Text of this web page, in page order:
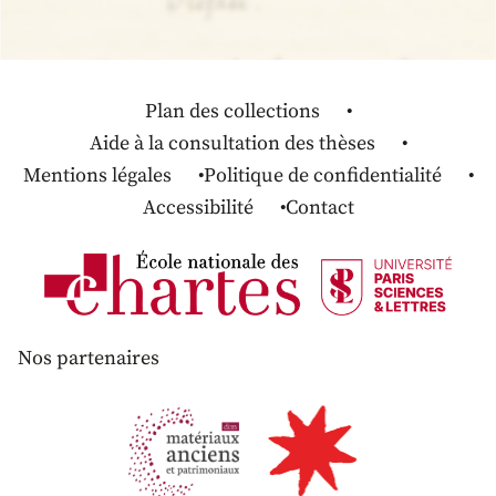
Plan des collections
Aide à la consultation des thèses
Mentions légales
Politique de confidentialité
Accessibilité
Contact
Nos partenaires